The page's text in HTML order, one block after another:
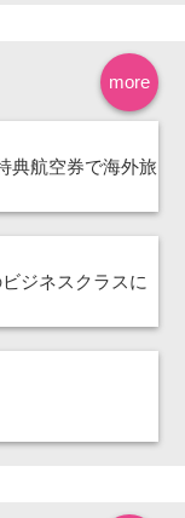
more
典航空券で海外旅
ジネスクラスに